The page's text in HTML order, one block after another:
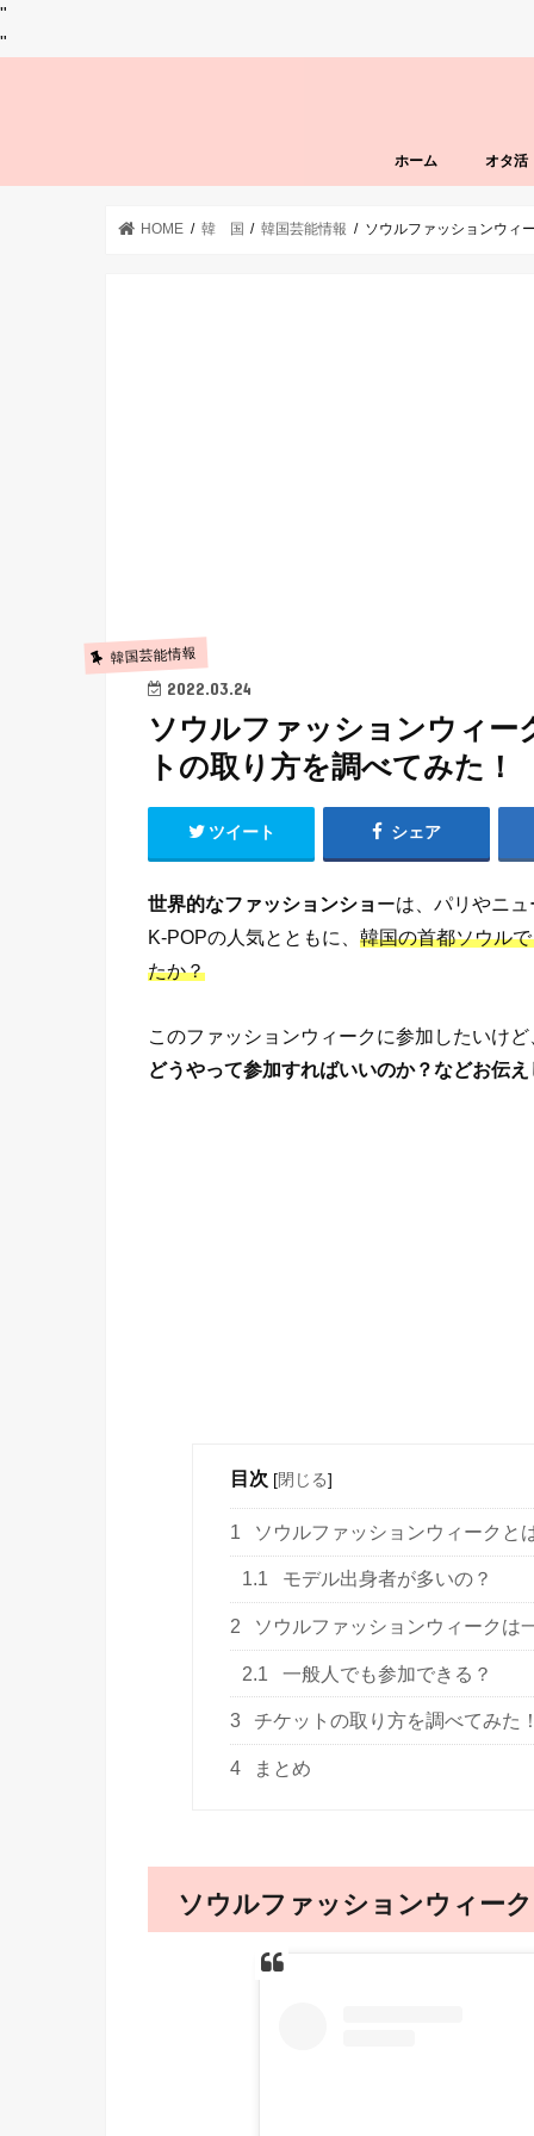
"
"
ホーム オタ活
HOME 韓 国 韓国芸能情報 ソウルファッションウィ
韓国芸能情報
2022.03.24
ソウルファッションウィー
トの取り方を調べてみた！
ツイート シェア
世界的なファッションショ ーは、パリやニ
K-POPの人気とともに、 韓国の首都ソウル
たか？
このファッションウィークに参加したいけど
どうやって参加すればいいのか？などお伝
目次 [閉じる]
1 ソウルファッションウィークと
1.1 モデル出身者が多いの？
2 ソウルファッションウィークは
2.1 一般人でも参加できる？
3 チケットの取り方を調べてみた
4 まとめ
ソウルファッションウィー